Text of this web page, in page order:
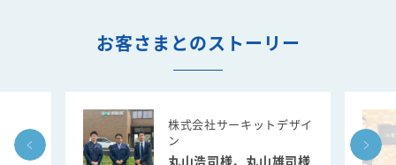
お客さまとのストーリー
株式会社サーキットデザイ
ン
丸山浩司様、丸山雄司様